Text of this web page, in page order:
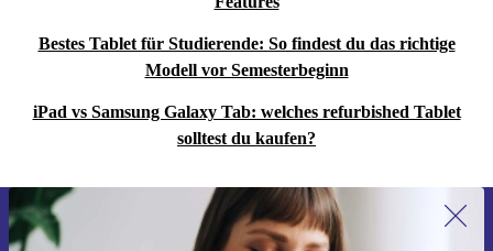
Bestes Tablet für Studierende: So findest du das richtige
Modell vor Semesterbeginn
iPad vs Samsung Galaxy Tab: welches refurbished Tablet
solltest du kaufen?
Erstmals zum Newsletter anmelden,